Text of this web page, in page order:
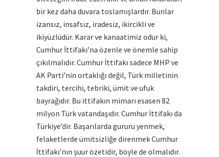
bir kez daha duvara toslamışlardır. Bunlar
izansız, insafsız, iradesiz, ikircikli ve
ikiyüzlüdür. Karar ve kanaatimiz odur ki,
Cumhur İttifakı’na özenle ve önemle sahip
çıkılmalıdır. Cumhur İttifakı sadece MHP ve
AK Parti’nin ortaklığı değil, Türk milletinin
takdiri, tercihi, tebriki, ümit ve ufuk
bayrağıdır. Bu ittifakın mimarı esasen 82
milyon Türk vatandaşıdır. Cumhur İttifakı da
Türkiye’dir. Başarılarda gururu yenmek,
felaketlerde ümitsizliğe direnmek Cumhur
İttifakı’nın şuur özetidir, böyle de olmalıdır.